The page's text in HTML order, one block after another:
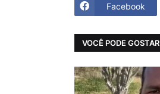
Facebook
VOCÊ PODE GOSTAR